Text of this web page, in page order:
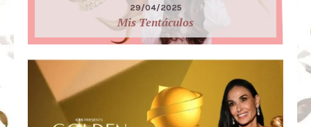
29/04/2025
Mis Tentáculos